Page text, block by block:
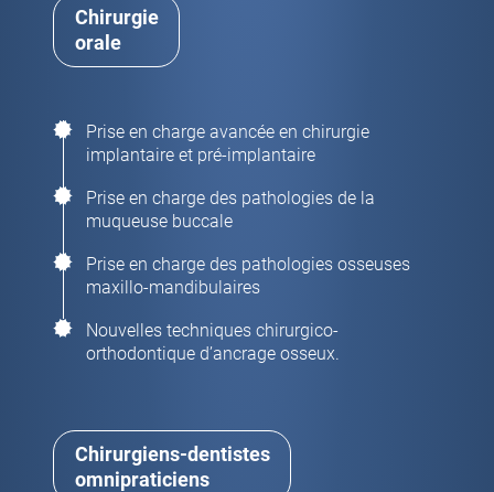
Chirurgie
orale
Prise en charge avancée en chirurgie
implantaire et pré-implantaire
Prise en charge des pathologies de la
muqueuse buccale
Prise en charge des pathologies osseuses
maxillo-mandibulaires
Nouvelles techniques chirurgico-
orthodontique d’ancrage osseux.
Chirurgiens-dentistes
omnipraticiens